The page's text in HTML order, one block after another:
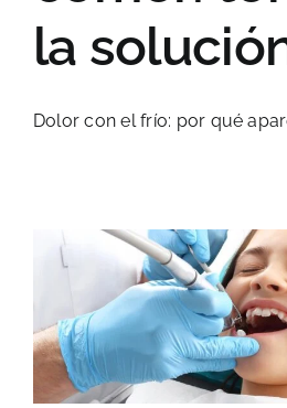
la
Dolor con el frío: por qué